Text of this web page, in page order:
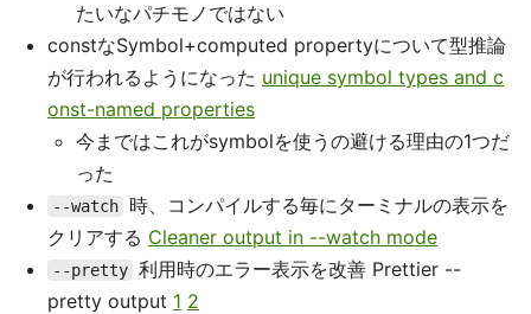
たいなパチモノではない
constなSymbol+computed propertyについて型推論
が行われるようになった unique symbol types and c
onst-named properties
今まではこれがsymbolを使うの避ける理由の1つだ
った
--watch
時、コンパイルする毎にターミナルの表示を
クリアする Cleaner output in --watch mode
--pretty 利用時のエラー表示を改善 Prettier --
pretty output 1 2